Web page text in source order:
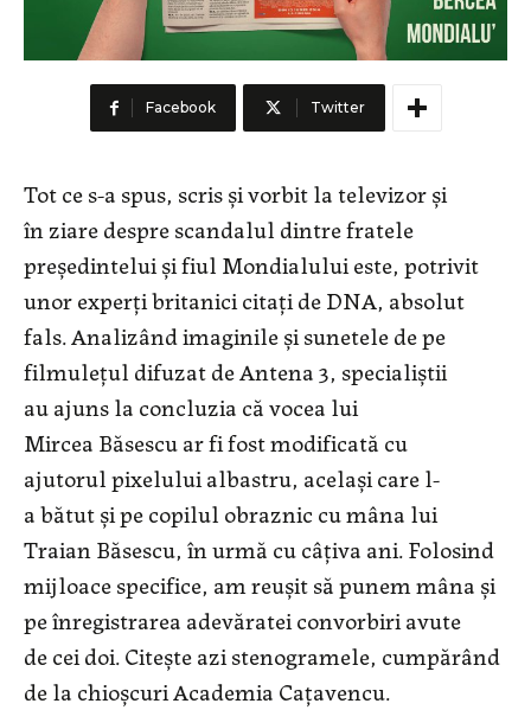
Facebook Twitter
Tot ce s-a spus, scris şi vorbit la televizor şi
în ziare despre scandalul dintre fratele
preşedintelui şi fiul Mondialului este, potrivit
unor experţi britanici citaţi de DNA, absolut
fals. Analizând imaginile şi sunetele de pe
filmuleţul difuzat de Antena 3, specialiştii
au ajuns la concluzia că vocea lui
Mircea Băsescu ar fi fost modificată cu
ajutorul pixelului albastru, acelaşi care l-
a bătut şi pe copilul obraznic cu mâna lui
Traian Băsescu, în urmă cu câţiva ani. Folosind
mijloace specifice, am reuşit să punem mâna şi
pe înregistrarea adevăratei convorbiri avute
de cei doi. Citeşte azi stenogramele, cumpărând
de la chioşcuri Academia Caţavencu.